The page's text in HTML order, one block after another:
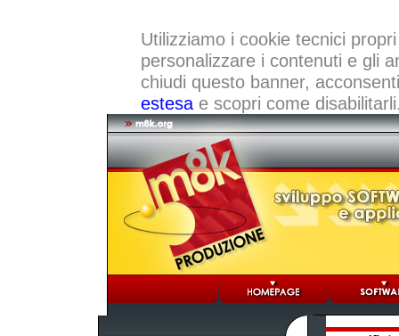
Utilizziamo i cookie tecnici
personalizzare i contenuti e gli
chiudi questo banner,
estesae scopri come